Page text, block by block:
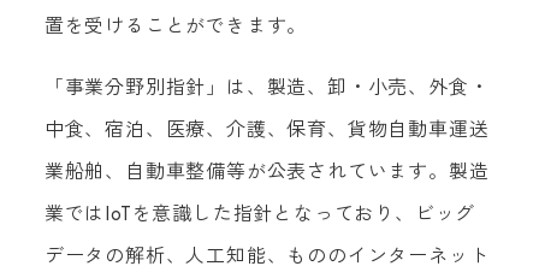
置を受けることができます。
「事業分野別指針」は、製造、卸・小売、外食・
中食、宿泊、医療、介護、保育、貨物自動車運送
業船舶、自動車整備等が公表されています。製造
業ではIoTを意識した指針となっており、ビッグ
データの解析、人工知能、もののインターネット